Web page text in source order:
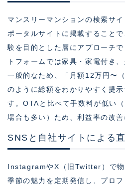
マンスリーマンションの検索サ
ポータルサイトに掲載すること
験を目的とした層にアプローチ
トフォームでは家具・家電付き
一般的なため、「月額12万円〜
のように総額をわかりやすく提
す。OTAと比べて手数料が低い
場合も多い）ため、利益率の改善
SNSと自社サイトによる
InstagramやX（旧Twitter）で物
季節の魅力を定期発信し、プロ